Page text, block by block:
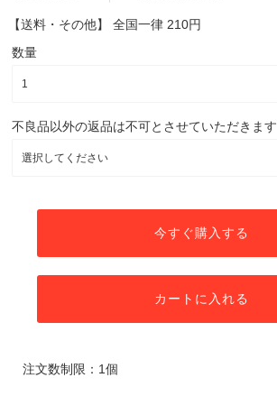
【送料・その他】 全国一律 210円
数量
不良品以外の返品は不可とさせていただきます
今すぐ購入する
カートに入れる
注文数制限：1個